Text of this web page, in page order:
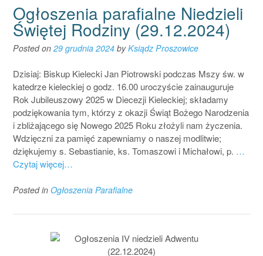
Ogłoszenia parafialne Niedzieli
Świętej Rodziny (29.12.2024)
Posted on 29 grudnia 2024 byKsiądz Proszowice
Dzisiaj: Biskup Kielecki Jan Piotrowski podczas Mszy św. w
katedrze kieleckiej o godz. 16.00 uroczyście zainauguruje
Rok Jubileuszowy 2025 w Diecezji Kieleckiej; składamy
podziękowania tym, którzy z okazji Świąt Bożego Narodzenia
i zbliżającego się Nowego 2025 Roku złożyli nam życzenia.
Wdzięczni za pamięć zapewniamy o naszej modlitwie;
dziękujemy s. Sebastianie, ks. Tomaszowi i Michałowi, p. …
Czytaj więcej…
Posted in Ogłoszenia Parafialne